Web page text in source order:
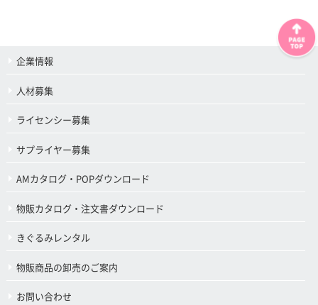
企業情報
人材募集
ライセンシー募集
サプライヤー募集
AMカタログ・POPダウンロード
物販カタログ・注文書ダウンロード
きぐるみレンタル
物販商品の卸売のご案内
お問い合わせ